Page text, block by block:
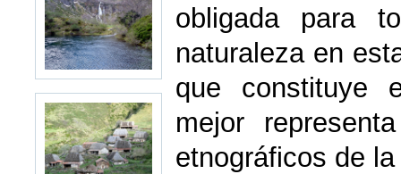
obligada para
naturaleza en
que constituye
mejor
etnográficos de